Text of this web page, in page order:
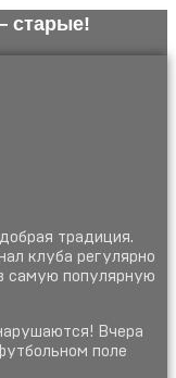
старые!
традиция.
клуба регулярно
самую популярную
Вчера
поле